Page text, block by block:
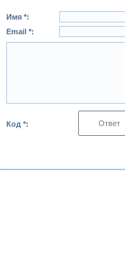
Имя *:
Email *:
Код *: